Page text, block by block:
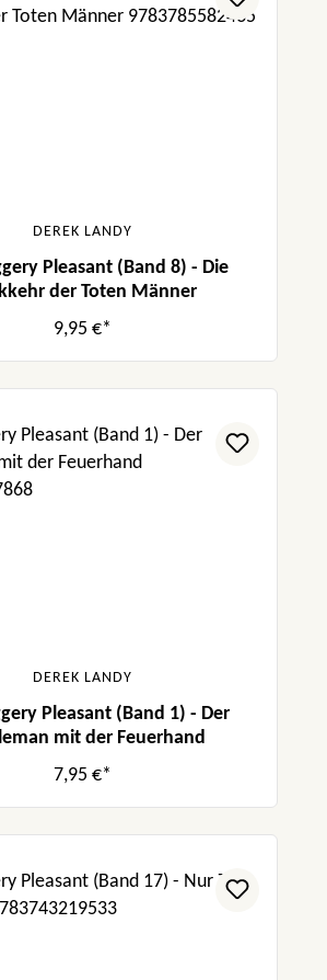
DEREK LANDY
Pleasant (Band 8) - Die
der Toten Männer
9,95 €*
DEREK LANDY
Pleasant (Band 1) - Der
mit der Feuerhand
7,95 €*